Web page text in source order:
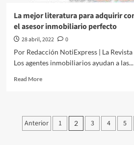
La mejor literatura para adquirir
el asesor inmobiliario perfecto
28 abril, 2022
0
Por Redacción NotiExpress | La
Los agentes inmobiliarios ayudan a las...
Read MoreRead
mejor
literatura
Paginación
Anterior 1 2 3 4 5